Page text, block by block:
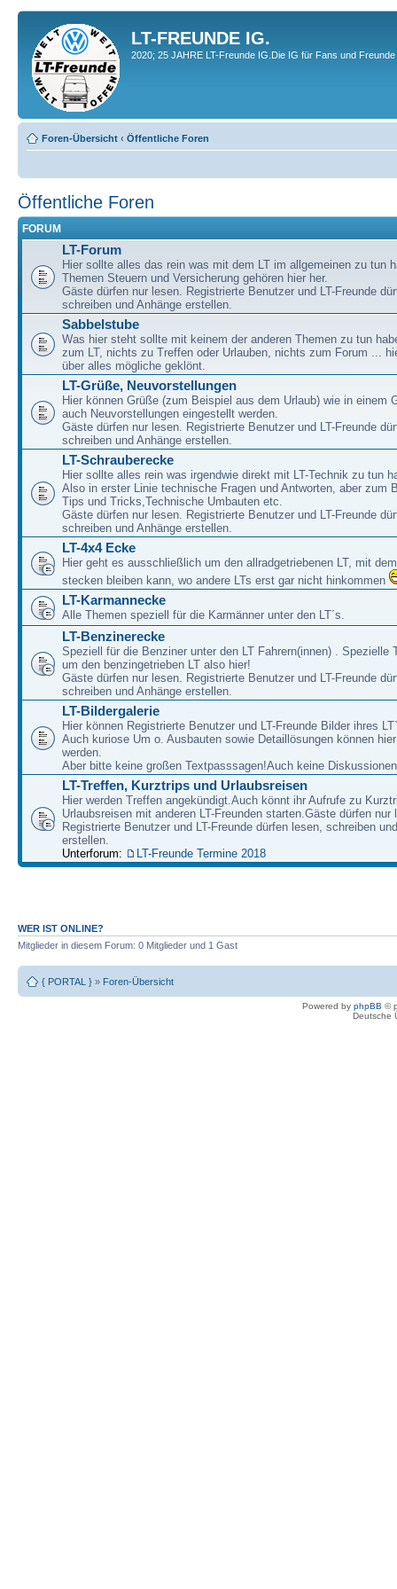
LT-FREUNDE IG.
2020; 25 JAHRE LT-Freunde IG.Die IG für Fans und
Foren-Übersicht ‹ Öffentliche Foren
Öffentliche Foren
FORUM
LT-Forum
Hier sollte alles das rein was mit dem LT im allgemeinen zu tun
Themen Steuern und Versicherung gehören hier her.
Gäste dürfen nur lesen. Registrierte Benutzer und LT-Freunde
schreiben und Anhänge erstellen.
Sabbelstube
Was hier steht sollte mit keinem der anderen Themen zu tun
zum LT, nichts zu Treffen oder Urlauben, nichts zum Forum ...
über alles mögliche geklönt.
LT-Grüße, Neuvorstellungen
Hier können Grüße (zum Beispiel aus dem Urlaub) wie in einem
auch Neuvorstellungen eingestellt werden.
Gäste dürfen nur lesen. Registrierte Benutzer und LT-Freunde
schreiben und Anhänge erstellen.
LT-Schrauberecke
Hier sollte alles rein was irgendwie direkt mit LT-Technik zu tun
Also in erster Linie technische Fragen und Antworten, aber zum
Tips und Tricks,Technische Umbauten etc.
Gäste dürfen nur lesen. Registrierte Benutzer und LT-Freunde
schreiben und Anhänge erstellen.
LT-4x4 Ecke
Hier geht es ausschließlich um den allradgetriebenen LT, mit
stecken bleiben kann, wo andere LTs erst gar nicht hinkommen
LT-Karmannecke
Alle Themen speziell für die Karmänner unter den LT´s.
LT-Benzinerecke
Speziell für die Benziner unter den LT Fahrern(innen) . Spezielle
um den benzingetrieben LT also hier!
Gäste dürfen nur lesen. Registrierte Benutzer und LT-Freunde
schreiben und Anhänge erstellen.
LT-Bildergalerie
Hier können Registrierte Benutzer und LT-Freunde Bilder ihres
Auch kuriose Um o. Ausbauten sowie Detaillösungen können
werden.
Aber bitte keine großen Textpasssagen!Auch keine
LT-Treffen, Kurztrips und Urlaubsreisen
Hier werden Treffen angekündigt.Auch könnt ihr Aufrufe zu
Urlaubsreisen mit anderen LT-Freunden starten.Gäste dürfen nur
Registrierte Benutzer und LT-Freunde dürfen lesen, schreiben
erstellen.
Unterforum:
LT-Freunde Termine 2018
WER IST ONLINE?
Mitglieder in diesem Forum: 0 Mitglieder und 1 Gast
{ PORTAL } » Foren-Übersicht
Powered by phpBB ©
Deutsche